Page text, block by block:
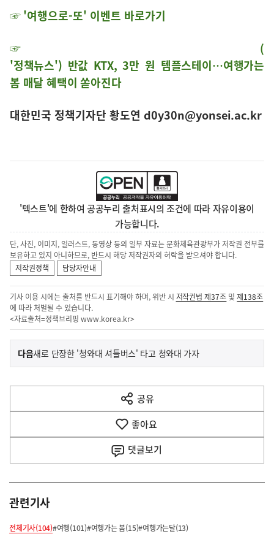
☞'여행으로-또' 이벤트 바로가기
☞ (
'정책뉴스') 반값 KTX, 3만 원 템플스테이…여행가는
봄 매달 혜택이 쏟아진다
대한민국 정책기자단 황도연 d0y30n@yonsei.ac.kr
'텍스트'에 한하여 공공누리 출처표시의 조건에 따라 자유이용이
가능합니다.
단, 사진, 이미지, 일러스트, 동영상 등의 일부 자료는 문화체육관광부가 저작권 전부를
보유하고 있지 아니하므로, 반드시 해당 저작권자의 허락을 받으셔야 합니다.
저작권정책
담당자안내
기사 이용 시에는 출처를 반드시 표기해야 하며, 위반 시 저작권법 제37조 및제138조
에 따라 처벌될 수 있습니다.
<자료출처=정책브리핑 www.korea.kr>
이
전
다
음
다음기
사
새로 단장한 '청와대 셔틀버스' 타고 청와대 가자
공유
열
기
좋아요
댓글보기
관련기사
전체기사(104)#여행(101)#여행가는 봄(15)#여행가는달(13)